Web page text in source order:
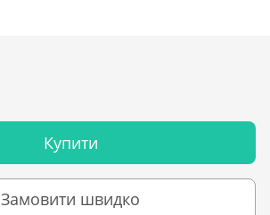
Купити
Замовити швидко